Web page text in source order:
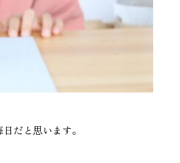
だと思います。